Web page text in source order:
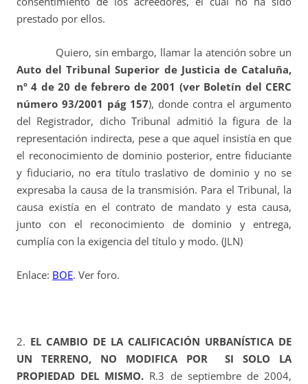
prestado por ellos.
Quiero, sin embargo, llamar la atención sobre un
Auto del Tribunal Superior de Justicia de Cataluña,
nº 4 de 20 de febrero de 2001 (ver Boletín del CERC
número 93/2001 pág 157), donde contra el argumento
del Registrador, dicho Tribunal admitió la figura de la
representación indirecta, pese a que aquel insistía en que
el reconocimiento de dominio posterior, entre fiduciante
y fiduciario, no era título traslativo de dominio y no se
expresaba la causa de la transmisión. Para el Tribunal, la
causa existía en el contrato de mandato y esta causa,
junto con el reconocimiento de dominio y entrega,
cumplía con la exigencia del título y modo. (JLN)
Enlace: BOE. Ver foro.
2. EL CAMBIO DE LA CALIFICACIÓN URBANÍSTICA DE
UN TERRENO, NO MODIFICA POR SI SOLO LA
PROPIEDAD DEL MISMO. R.3 de septiembre de 2004,